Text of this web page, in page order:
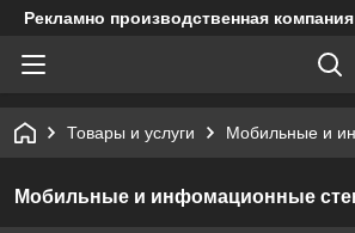
Рекламно производственная
Товары и услуги Мобильные и
Мобильные и инфомационные